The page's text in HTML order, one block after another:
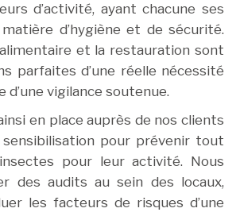
d’activité, ayant chacune ses
d’hygiène et de sécurité.
et la restauration sont
parfaites d’une réelle nécessité
d’une vigilance soutenue.
en place auprès de nos clients
pour prévenir tout
pour leur activité. Nous
des audits au sein des locaux,
les facteurs de risques d’une